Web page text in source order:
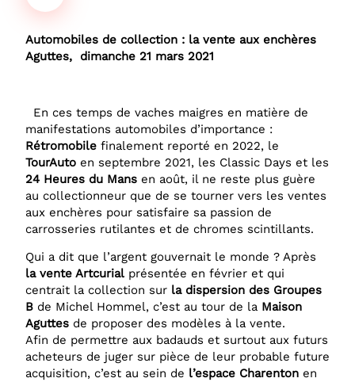
Automobiles de collection : la vente aux enchères
Aguttes, dimanche 21 mars 2021
En ces temps de vaches maigres en matière de
manifestations automobiles d’importance :
Rétromobile finalement reporté en 2022, le
TourAuto en septembre 2021, les Classic Days et les
24 Heures du Mans en août, il ne reste plus guère
au collectionneur que de se tourner vers les ventes
aux enchères pour satisfaire sa passion de
carrosseries rutilantes et de chromes scintillants.
Qui a dit que l’argent gouvernait le monde ? Après
la vente Artcurial présentée en février et qui
centrait la collection sur la dispersion des Groupes
B de Michel Hommel, c’est au tour de la Maison
Aguttes de proposer des modèles à la vente.
Afin de permettre aux badauds et surtout aux futurs
acheteurs de juger sur pièce de leur probable future
acquisition, c’est au sein de l’espace Charenton en